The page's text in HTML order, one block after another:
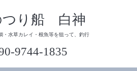
つり船 白神
・水草カレイ・根魚等を狙って、釣行
9744-1835